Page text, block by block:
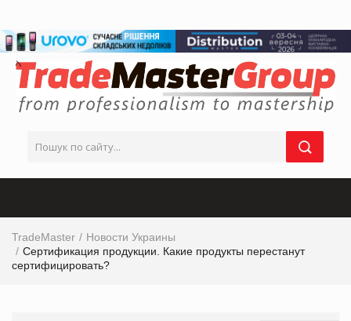
TradeMaster
Новости Украины
Сертификация продукции. Какие продукты перестанут
сертифицировать?